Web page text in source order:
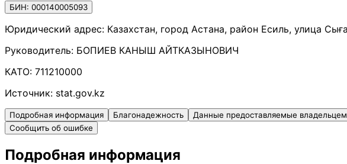
БИН: 000140005093
Юридический адрес: Казахстан, город Астана, район Есиль, улица
Руководитель: БОПИЕВ КАНЫШ АЙТКАЗЫНОВИЧ
КАТО: 711210000
Источник: stat.gov.kz
Подробная информация Благонадежность Данные предоставляемые
Сообщить об ошибке
Подробная информация